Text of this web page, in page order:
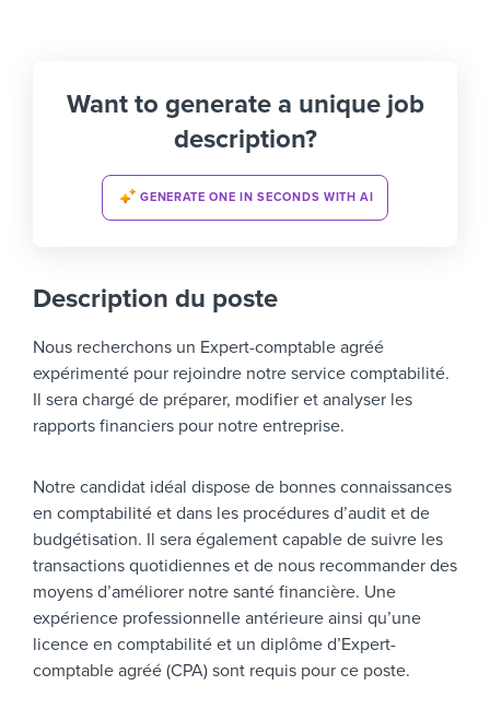
Want to generate a unique job
description?
GENERATE ONE IN SECONDS WITH AI
Description du poste
Nous recherchons un Expert-comptable agréé
expérimenté pour rejoindre notre service comptabilité.
Il sera chargé de préparer, modifier et analyser les
rapports financiers pour notre entreprise.
Notre candidat idéal dispose de bonnes connaissances
en comptabilité et dans les procédures d’audit et de
budgétisation. Il sera également capable de suivre les
transactions quotidiennes et de nous recommander des
moyens d’améliorer notre santé financière. Une
expérience professionnelle antérieure ainsi qu’une
licence en comptabilité et un diplôme d’Expert-
comptable agréé (CPA) sont requis pour ce poste.